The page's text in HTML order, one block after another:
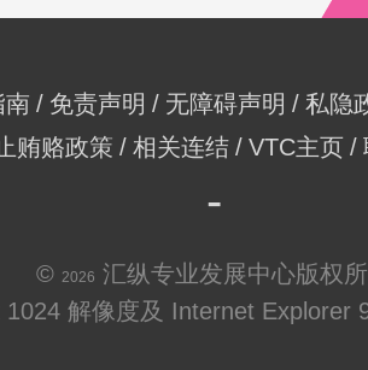
南 免责声明 无障碍声明
私隐
贿赂政策
相关连结 VTC主页
© 2026 汇纵专业发展中心版权
1024 解像度及 Internet Explorer